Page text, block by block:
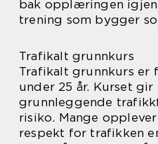
bak opplæringen
trening som bygger
Trafikalt grunnkurs
Trafikalt grunnkurs er
under 25 år. Kurset
grunnleggende
risiko. Mange
respekt for trafikken